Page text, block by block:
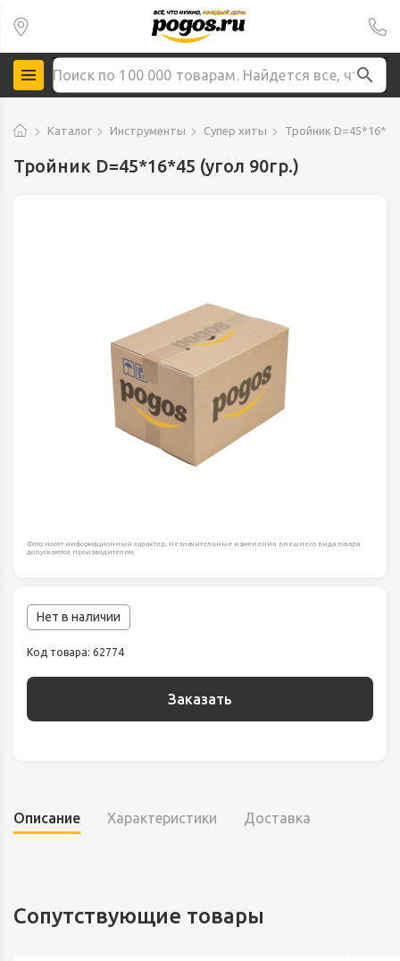
Каталог Инструменты Супер хиты Тройник D=45*16*45
Тройник D=45*16*45 (угол 90гр.)
Фото носят информационный характер, незначительные изменения внешнего вида товара
допускаются производителем.
Нет в наличии
Код товара: 62774
Заказать
Описание Характеристики Доставка
Сопутствующие товары